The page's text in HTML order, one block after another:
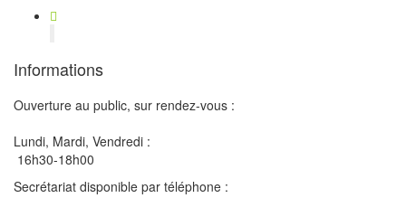
Informations
Ouverture au public, sur rendez-vous :
Lundi, Mardi, Vendredi :
16h30-18h00
Secrétariat disponible par téléphone :